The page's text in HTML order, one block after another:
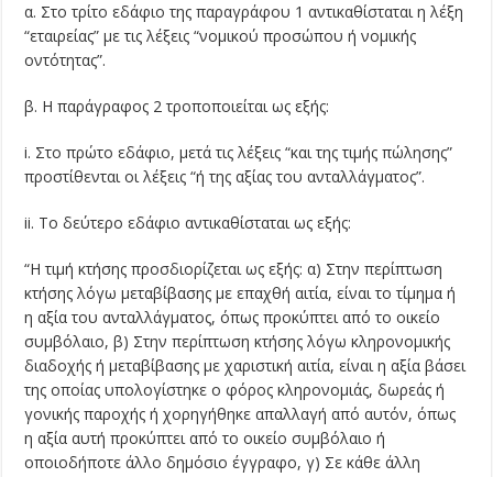
α. Στο τρίτο εδάφιο της παραγράφου 1 αντικαθίσταται η λέξη
“εταιρείας” με τις λέξεις “νομικού προσώπου ή νομικής
οντότητας”.
β. Η παράγραφος 2 τροποποιείται ως εξής:
i. Στο πρώτο εδάφιο, μετά τις λέξεις “και της τιμής πώλησης”
προστίθενται οι λέξεις “ή της αξίας του ανταλλάγματος”.
ii. Το δεύτερο εδάφιο αντικαθίσταται ως εξής:
“Η τιμή κτήσης προσδιορίζεται ως εξής: α) Στην περίπτωση
κτήσης λόγω μεταβίβασης με επαχθή αιτία, είναι το τίμημα ή
η αξία του ανταλλάγματος, όπως προκύπτει από το οικείο
συμβόλαιο, β) Στην περίπτωση κτήσης λόγω κληρονομικής
διαδοχής ή μεταβίβασης με χαριστική αιτία, είναι η αξία βάσει
της οποίας υπολογίστηκε ο φόρος κληρονομιάς, δωρεάς ή
γονικής παροχής ή χορηγήθηκε απαλλαγή από αυτόν, όπως
η αξία αυτή προκύπτει από το οικείο συμβόλαιο ή
οποιοδήποτε άλλο δημόσιο έγγραφο, γ) Σε κάθε άλλη